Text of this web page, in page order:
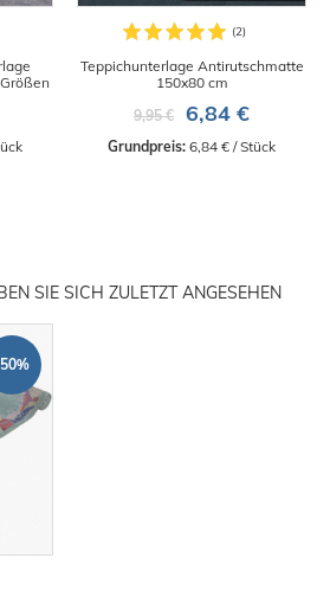
Teppichunterlage Antirutschmatte
150x80 cm
9,95 €
6,84 €
Grundpreis: 6,84 € / Stück
SIE SICH ZULETZT ANGESEHEN